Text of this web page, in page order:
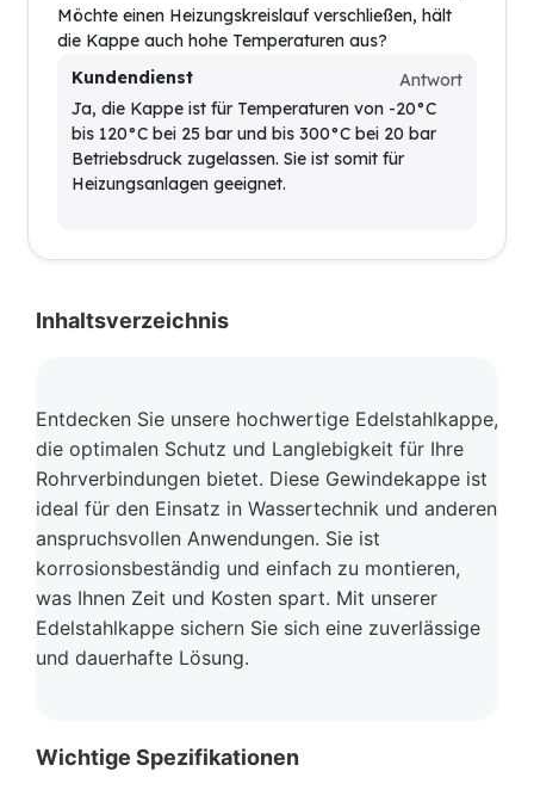
Möchte einen Heizungskreislauf verschließen, hält
die Kappe auch hohe Temperaturen aus?
Kundendienst
Antwort
Ja, die Kappe ist für Temperaturen von -20°C
bis 120°C bei 25 bar und bis 300°C bei 20 bar
Betriebsdruck zugelassen. Sie ist somit für
Heizungsanlagen geeignet.
Inhaltsverzeichnis
Entdecken Sie unsere hochwertige Edelstahlkappe,
die optimalen Schutz und Langlebigkeit für Ihre
Rohrverbindungen bietet. Diese Gewindekappe ist
ideal für den Einsatz in Wassertechnik und anderen
anspruchsvollen Anwendungen. Sie ist
korrosionsbeständig und einfach zu montieren,
was Ihnen Zeit und Kosten spart. Mit unserer
Edelstahlkappe sichern Sie sich eine zuverlässige
und dauerhafte Lösung.
Wichtige Spezifikationen